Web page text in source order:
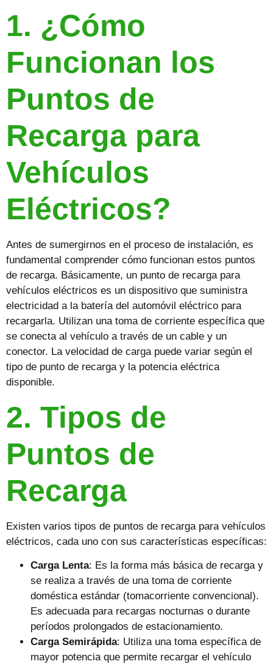
1. ¿Cómo
Funcionan los
Puntos de
Recarga para
Vehículos
Eléctricos?
Antes de sumergirnos en el proceso de instalación, es
fundamental comprender cómo funcionan estos puntos
de recarga. Básicamente, un punto de recarga para
vehículos eléctricos es un dispositivo que suministra
electricidad a la batería del automóvil eléctrico para
recargarla. Utilizan una toma de corriente específica que
se conecta al vehículo a través de un cable y un
conector. La velocidad de carga puede variar según el
tipo de punto de recarga y la potencia eléctrica
disponible.
2. Tipos de
Puntos de
Recarga
Existen varios tipos de puntos de recarga para vehículos
eléctricos, cada uno con sus características específicas:
Carga Lenta: Es la forma más básica de recarga y
se realiza a través de una toma de corriente
doméstica estándar (tomacorriente convencional).
Es adecuada para recargas nocturnas o durante
períodos prolongados de estacionamiento.
Carga Semirápida: Utiliza una toma específica de
mayor potencia que permite recargar el vehículo